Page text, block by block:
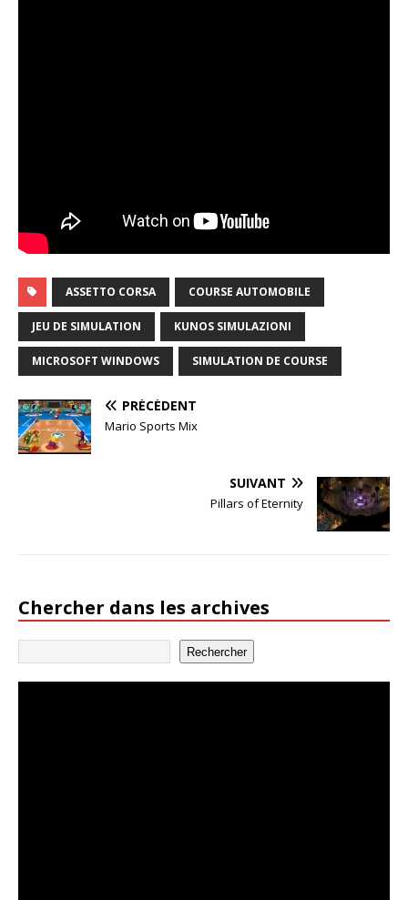
ASSETTO CORSA COURSE AUTOMOBILE
JEU DE SIMULATION KUNOS SIMULAZIONI
MICROSOFT WINDOWS SIMULATION DE COURSE
PRÉCÉDENT
Mario Sports Mix
SUIVANT
Pillars of Eternity
Chercher dans les archives
Rechercher